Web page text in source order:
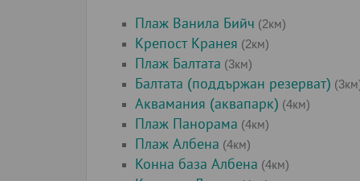
Плаж Ванила Бийч (2км)
Крепост Кранея (2км)
Плаж Балтата (3км)
Балтата (поддържан резерват)
Аквамания (аквапарк) (4км)
Плаж Панорама (4км)
Плаж Албена (4км)
Конна база Албена (4км)